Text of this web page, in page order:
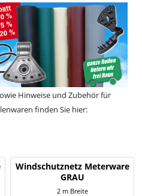
Hinweise und Zubehör für
finden Sie hier:
Windschutznetz Meterware
GRAU
2 m Breite